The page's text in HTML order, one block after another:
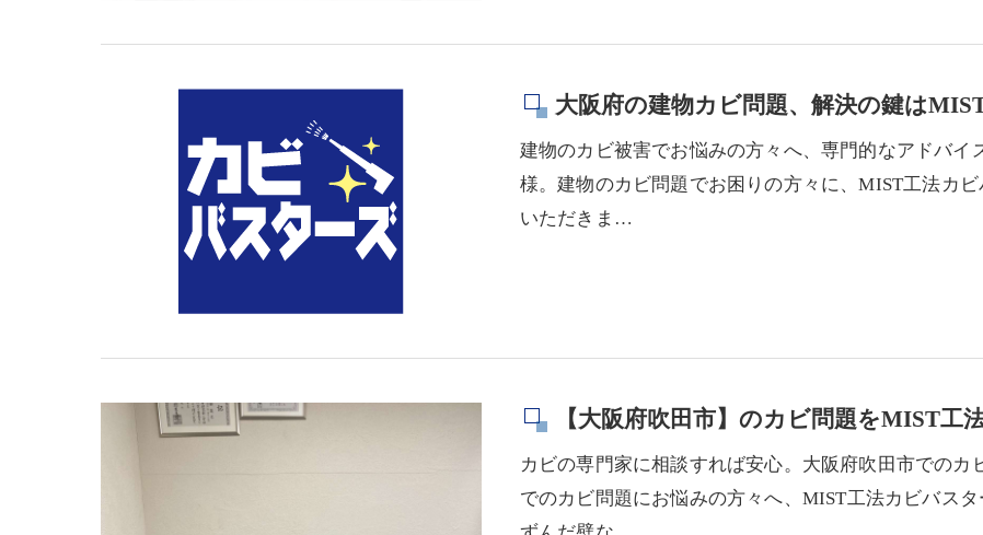
大阪府の建物カビ問題、解決の鍵は
建物のカビ被害でお悩みの方々へ、専門的なアドバ
様。建物のカビ問題でお困りの方々に、MIST工法カ
いただきま…
【大阪府吹田市】のカビ問題をMIST工
カビの専門家に相談すれば安心。大阪府吹田市での
でのカビ問題にお悩みの方々へ、MIST工法カビバス